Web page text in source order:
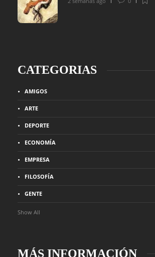
CATEGORIAS
AMIGOS
ARTE
DEPORTE
ECONOMÍA
EMPRESA
FILOSOFÍA
GENTE
Show All
MÁS INFORMACIÓN